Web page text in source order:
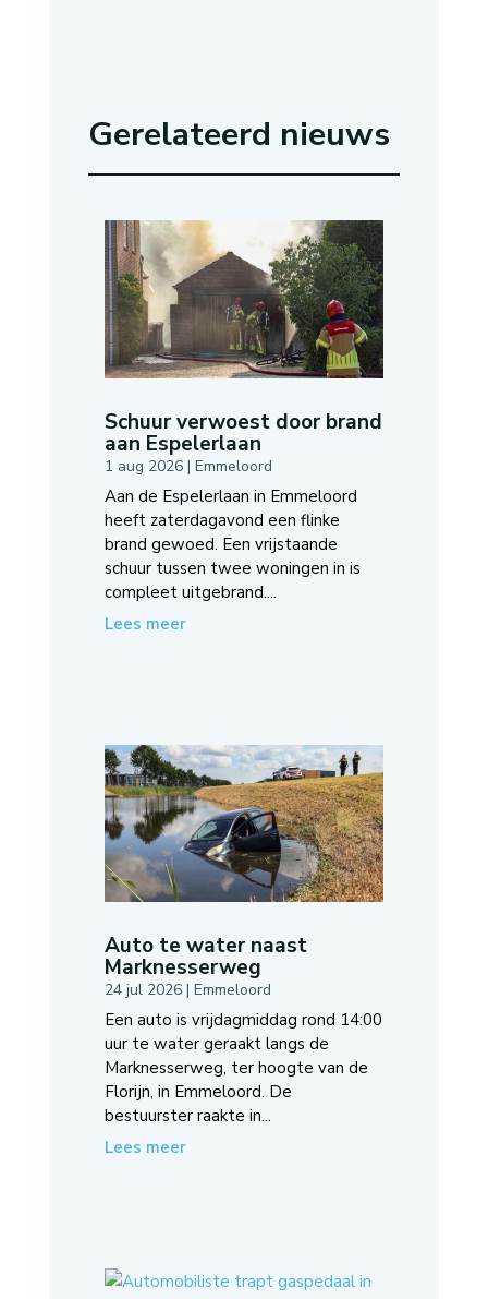
Gerelateerd nieuws
Schuur verwoest door brand
aan Espelerlaan
1 aug 2026| Emmeloord
Aan de Espelerlaan in Emmeloord
heeft zaterdagavond een flinke
brand gewoed. Een vrijstaande
schuur tussen twee woningen in is
compleet uitgebrand....
Lees meer
Auto te water naast
Marknesserweg
24 jul 2026| Emmeloord
Een auto is vrijdagmiddag rond 14:00
uur te water geraakt langs de
Marknesserweg, ter hoogte van de
Florijn, in Emmeloord. De
bestuurster raakte in...
Lees meer